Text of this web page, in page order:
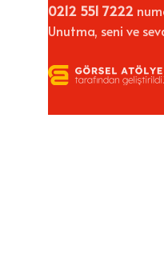
0212 551 7222
Unutma, seni ve